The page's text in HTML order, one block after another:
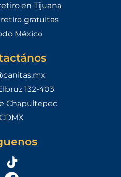
en Tijuana
retiro gratuitas
México
132-403
Chapultepec
CDMX